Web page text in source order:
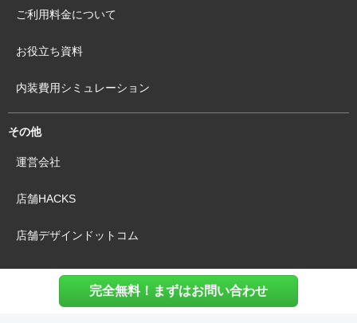
完全無料！まずはお問い合わせ
ご利用料金について
お役立ち資料
内装費用シミュレーション
その他
運営会社
店舗HACKS
店舗デザインドットコム